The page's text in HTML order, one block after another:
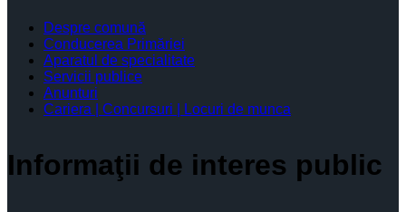
Despre comună
Conducerea Primăriei
Aparatul de specialitate
Servicii publice
Anunturi
Cariera | Concursuri | Locuri de munca
Informaţii de interes public